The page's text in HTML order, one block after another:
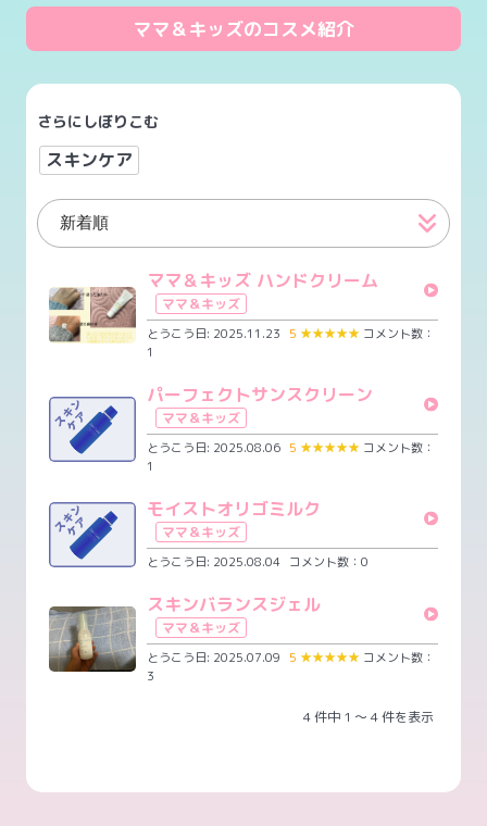
ママ＆キッズのコスメ紹介
さらにしぼりこむ
スキンケア
ママ＆キッズ ハンドクリーム
ママ＆キッズ
とうこう日: 2025.11.23 5 ★★★★★ コメント数：
1
パーフェクトサンスクリーン
ママ＆キッズ
とうこう日: 2025.08.06 5 ★★★★★ コメント数：
1
モイストオリゴミルク
ママ＆キッズ
とうこう日: 2025.08.04 コメント数：0
スキンバランスジェル
ママ＆キッズ
とうこう日: 2025.07.09 5 ★★★★★ コメント数：
3
4 件中 1 ～ 4 件を表示